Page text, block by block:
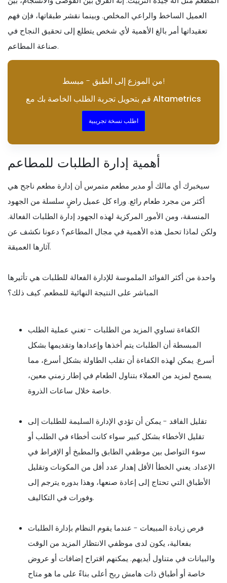
العميل الساخط والراعي المخلص. وبينما نقشر طبقاتها، فإن فهم
تعقيداتها أمر بالغ الأهمية لأي شخص يتطلع إلى تحقيق النجاح في
صناعة المطاعم.
من الموزع إلى الطبق - مبسط!
قم بتحويل تجربة الطلب الخاصة بك مع Altametrics
اطلب نسخة تجريبية
أهمية إدارة الطلبات للمطاعم
سيخبرك أي مالك أو مدير مطعم متمرس أن إدارة مطعم ناجح هي
أكثر من مجرد طعام رائع. وراء كل عميل راضٍ سلسلة من الجهود
المنسقة، ومن الأمور المركزية لهذه الجهود إدارة الطلبات الفعالة.
ولكن لماذا تحمل هذه الأهمية في مجال المطاعم؟ دعونا نكشف عن
آثارها العميقة.
واحدة من أكثر الفوائد الملموسة للإدارة الفعالة للطلبات هي تأثيرها
المباشر على النتيجة النهائية للمطعم. كيف ذلك؟
الكفاءة تساوي المزيد من الطلبات - تعني عملية الطلب
المبسطة أن الطلبات يتم أخذها وإعدادها وتقديمها بشكل
أسرع. يمكن لهذه الكفاءة أن تقلب الطاولة بشكل أسرع، مما
يسمح لمزيد من العملاء بتناول الطعام في إطار زمني معين،
خاصة خلال ساعات الذروة.
تقليل الفاقد - يمكن أن تؤدي الإدارة السليمة للطلبات إلى
تقليل الأخطاء بشكل كبير سواء كانت أخطاء في الطلب أو
سوء التواصل بين موظفي الطابق والمطبخ أو الإفراط في
الإعداد. يعني الخطأ الأقل إهدار عدد أقل من المكونات وتقليل
الأطباق التي تحتاج إلى إعادة صنعها، وهذا بدوره يترجم إلى
وفورات في التكاليف.
فرص زيادة المبيعات - عندما يقوم النظام بإدارة الطلبات
بفعالية، يكون لدى موظفي الانتظار المزيد من الوقت
والبيانات في متناول أيديهم. يمكنهم اقتراح إضافات أو عروض
خاصة أو أطباق ذات هامش ربح أعلى بناءً على ما هو متاح